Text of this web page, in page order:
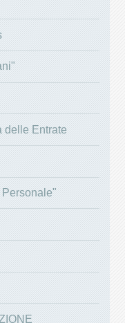
delle Entrate